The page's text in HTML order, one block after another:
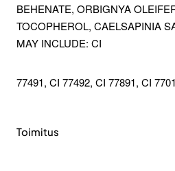
BEHENATE, ORBIGNYA
TOCOPHEROL, CAELSAPINIA
MAY INCLUDE: CI
77491, CI 77492, CI 77891, CI
Toimitus